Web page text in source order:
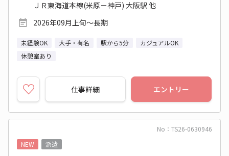
ＪＲ東海道本線(米原－神戸) 大阪駅 他
2026年09月上旬～長期
未経験OK 大手・有名 駅から5分
カジュアルOK
休憩室あり
仕事詳細 エントリー
No：TS26-0630946
NEW
派遣